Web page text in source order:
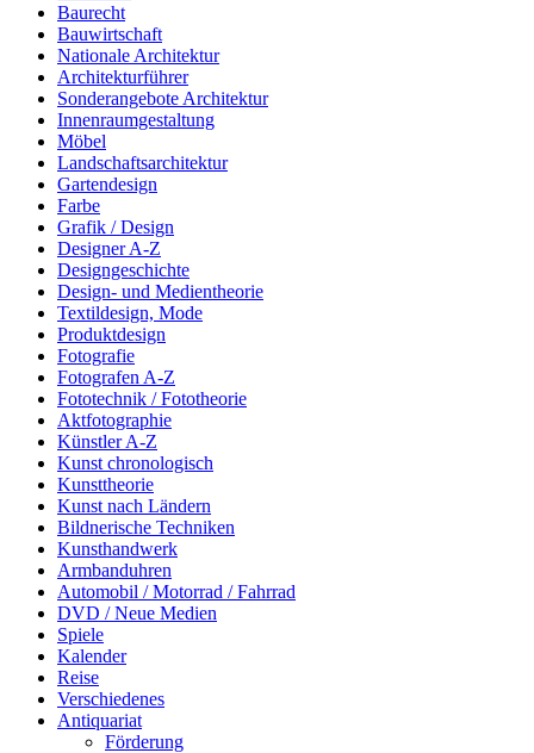
Baurecht
Bauwirtschaft
Nationale Architektur
Architekturführer
Sonderangebote Architektur
Innenraumgestaltung
Möbel
Landschaftsarchitektur
Gartendesign
Farbe
Grafik / Design
Designer A-Z
Designgeschichte
Design- und Medientheorie
Textildesign, Mode
Produktdesign
Fotografie
Fotografen A-Z
Fototechnik / Fototheorie
Aktfotographie
Künstler A-Z
Kunst chronologisch
Kunsttheorie
Kunst nach Ländern
Bildnerische Techniken
Kunsthandwerk
Armbanduhren
Automobil / Motorrad / Fahrrad
DVD / Neue Medien
Spiele
Kalender
Reise
Verschiedenes
Antiquariat
Förderung